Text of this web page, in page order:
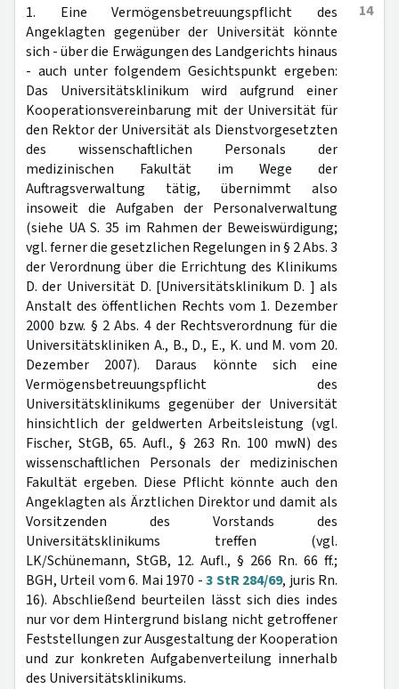
14
1. Eine Vermögensbetreuungspflicht des
Angeklagten gegenüber der Universität könnte
sich - über die Erwägungen des Landgerichts hinaus
- auch unter folgendem Gesichtspunkt ergeben:
Das Universitätsklinikum wird aufgrund einer
Kooperationsvereinbarung mit der Universität für
den Rektor der Universität als Dienstvorgesetzten
des wissenschaftlichen Personals der
medizinischen Fakultät im Wege der
Auftragsverwaltung tätig, übernimmt also
insoweit die Aufgaben der Personalverwaltung
(siehe UA S. 35 im Rahmen der Beweiswürdigung;
vgl. ferner die gesetzlichen Regelungen in § 2 Abs. 3
der Verordnung über die Errichtung des Klinikums
D. der Universität D. [Universitätsklinikum D. ] als
Anstalt des öffentlichen Rechts vom 1. Dezember
2000 bzw. § 2 Abs. 4 der Rechtsverordnung für die
Universitätskliniken A., B., D., E., K. und M. vom 20.
Dezember 2007). Daraus könnte sich eine
Vermögensbetreuungspflicht des
Universitätsklinikums gegenüber der Universität
hinsichtlich der geldwerten Arbeitsleistung (vgl.
Fischer, StGB, 65. Aufl., § 263 Rn. 100 mwN) des
wissenschaftlichen Personals der medizinischen
Fakultät ergeben. Diese Pflicht könnte auch den
Angeklagten als Ärztlichen Direktor und damit als
Vorsitzenden des Vorstands des
Universitätsklinikums treffen (vgl.
LK/Schünemann, StGB, 12. Aufl., § 266 Rn. 66 ff.;
BGH, Urteil vom 6. Mai 1970 -3 StR 284/69, juris Rn.
16). Abschließend beurteilen lässt sich dies indes
nur vor dem Hintergrund bislang nicht getroffener
Feststellungen zur Ausgestaltung der Kooperation
und zur konkreten Aufgabenverteilung innerhalb
des Universitätsklinikums.